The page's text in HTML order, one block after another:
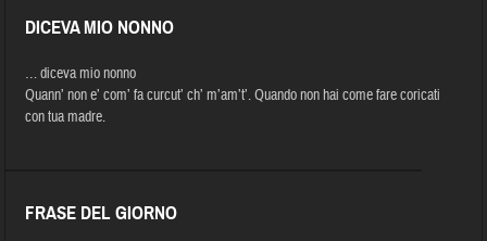
DICEVA MIO NONNO
… diceva mio nonno
Quann’ non e’ com’ fa curcut’ ch’ m’am’t’. Quando non hai come fare coricati
con tua madre.
FRASE DEL GIORNO